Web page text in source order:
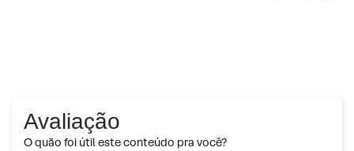
Avaliação
O quão foi útil este conteúdo pra você?